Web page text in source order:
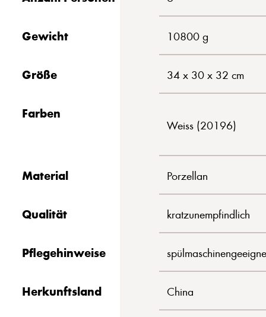
Gewicht 10800 g
Größe 34 x 30 x 32 cm
Farben
Weiss (20196)
Material Porzellan
Qualität kratzunempfindlich
Pflegehinweise
Herkunftsland China